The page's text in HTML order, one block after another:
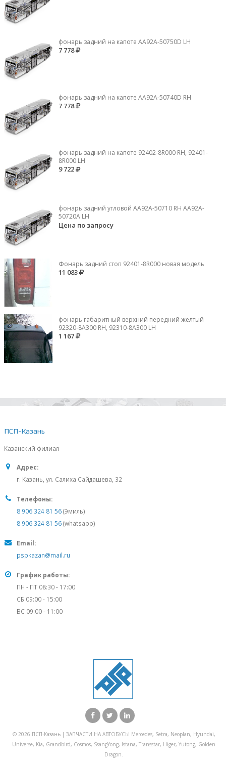
фонарь задний на капоте AA92A-50750D LH
7 778
фонарь задний на капоте AA92A-50740D RH
7 778
фонарь задний на капоте 92402-8R000 RH, 92401-
8R000 LH
9 722
фонарь задний угловой AA92A-50710 RH AA92A-
50720A LH
Цена по запросу
Фонарь задний стоп 92401-8R000 новая модель
11 083
фонарь габаритный верхний передний желтый
92320-8A300 RH, 92310-8А300 LH
1 167
ПСП-Казань
Казанский филиал
Адрес:
г. Казань, ул. Салиха Сайдашева, 32
Телефоны:
8 906 324 81 56(Эмиль)
8 906 324 81 56(whatsapp)
Email:
pspkazan@mail.ru
График работы:
ПН - ПТ 08:30 - 17:00
СБ 09:00 - 15:00
ВС 09:00 - 11:00
© 2026 ПСП-Казань | ЗАПЧАСТИ НА АВТОБУСЫ Mercedes, Setra, Neoplan, Hyundai,
Universe, Kia, Grandbird, Cosmos, SsangYong, Istana, Transstar, Higer, Yutong, Golden
Dragon.